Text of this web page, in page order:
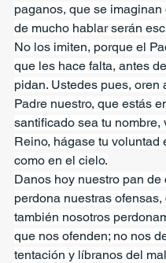
paganos, que se imaginan
de mucho hablar serán
No los imiten, porque el
que les hace falta, antes
pidan. Ustedes pues, oren
Padre nuestro, que estás
santificado sea tu nombre,
Reino, hágase tu voluntad
como en el cielo.
Danos hoy nuestro pan de
perdona nuestras ofensas,
también nosotros
que nos ofenden; no nos
tentación y líbranos del